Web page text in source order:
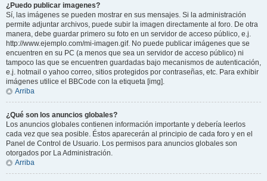
¿Puedo publicar imagenes?
Sí, las imágenes se pueden mostrar en sus mensajes. Si la administración
permite adjuntar archivos, puede subir la imagen directamente al foro. De otra
manera, debe guardar primero su foto en un servidor de acceso público, e.j.
http://www.ejemplo.com/mi-imagen.gif. No puede publicar imágenes que se
encuentren en su PC (a menos que sea un servidor de acceso público) ni
tampoco las que se encuentren guardadas bajo mecanismos de autenticación,
e.j. hotmail o yahoo correo, sitios protegidos por contraseñas, etc. Para exhibir
imágenes utilice el BBCode con la etiqueta [img].
Arriba
¿Qué son los anuncios globales?
Los anuncios globales contienen información importante y debería leerlos
cada vez que sea posible. Éstos aparecerán al principio de cada foro y en el
Panel de Control de Usuario. Los permisos para anuncios globales son
otorgados por La Administración.
Arriba